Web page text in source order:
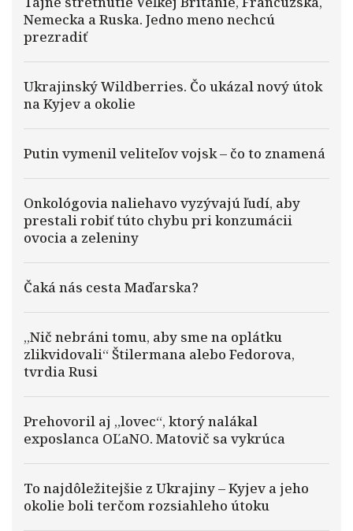
Nemecka a Ruska. Jedno meno nechcú
prezradiť
Ukrajinský Wildberries. Čo ukázal nový útok
na Kyjev a okolie
Putin vymenil veliteľov vojsk – čo to znamená
Onkológovia naliehavo vyzývajú ľudí, aby
prestali robiť túto chybu pri konzumácii
ovocia a zeleniny
Čaká nás cesta Maďarska?
„Nič nebráni tomu, aby sme na oplátku
zlikvidovali“ Štilermana alebo Fedorova,
tvrdia Rusi
Prehovoril aj „lovec“, ktorý nalákal
exposlanca OĽaNO. Matovič sa vykrúca
To najdôležitejšie z Ukrajiny – Kyjev a jeho
okolie boli terčom rozsiahleho útoku